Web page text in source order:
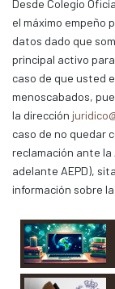
Desde Colegio
el máximo empeño
datos dado que
principal activo
caso de que usted
menoscabados,
la dirección
caso de no quedar
reclamación ante
adelante AEPD),
información sobre la